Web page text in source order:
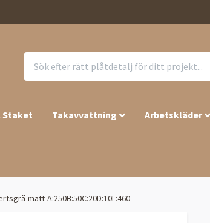
Staket Takavvattning Arbetskläder
matt-A:250B:50C:20D:10L:460